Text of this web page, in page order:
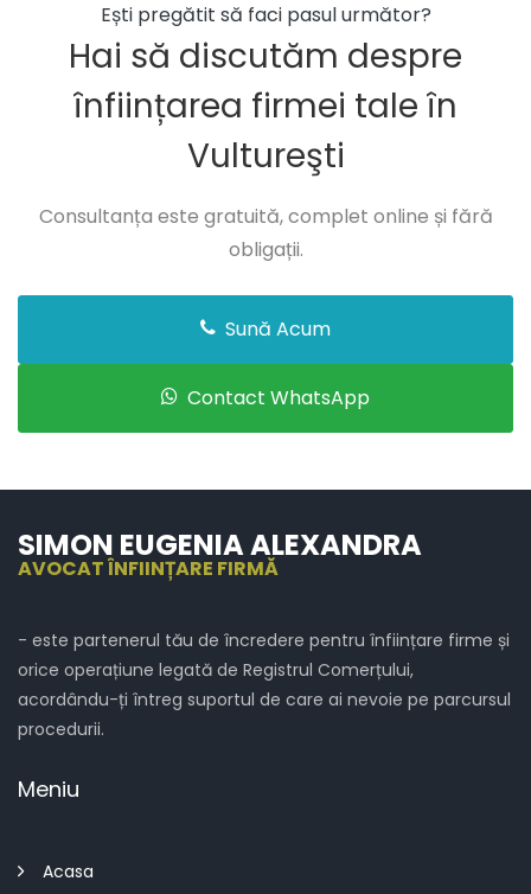
Ești pregătit să faci pasul următor?
Hai să discutăm despre
înființarea firmei tale în
Vultureşti
Consultanța este gratuită, complet online și fără
obligații.
Sună Acum
Contact WhatsApp
SIMON EUGENIA ALEXANDRA
AVOCAT ÎNFIINȚARE FIRMĂ
- este partenerul tău de încredere pentru înființare firme și
orice operațiune legată de Registrul Comerțului,
acordându-ți întreg suportul de care ai nevoie pe parcursul
procedurii.
Meniu
Acasa